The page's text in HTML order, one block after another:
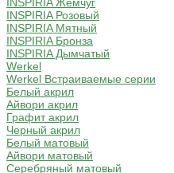
INSPIRIA Жемчуг
INSPIRIA Розовый
INSPIRIA Мятный
INSPIRIA Бронза
INSPIRIA Дымчатый
Werkel
Werkel Встраиваемые серии
Белый акрил
Айвори акрил
Графит акрил
Черный акрил
Белый матовый
Айвори матовый
Серебряный матовый